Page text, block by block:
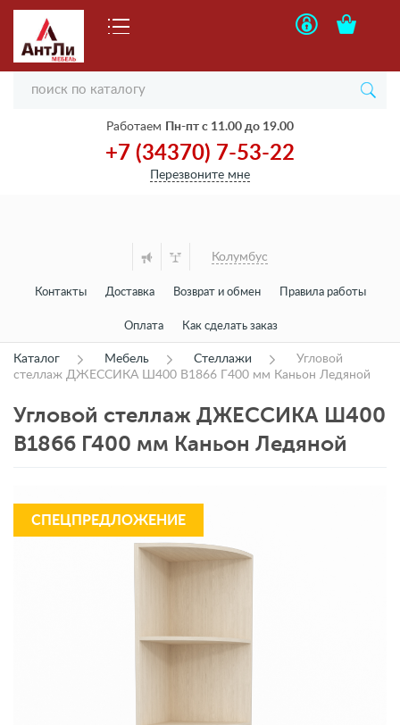
Работаем Пн-пт с 11.00 до 19.00
+7 (34370) 7-53-22
Перезвоните мне
Колумбус
Контакты Доставка Возврат и обмен Правила работы
Оплата Как сделать заказ
Каталог Мебель Стеллажи
Угловой
стеллаж ДЖЕССИКА Ш400 В1866 Г400 мм Каньон Ледяной
Угловой стеллаж ДЖЕССИКА Ш400
В1866 Г400 мм Каньон Ледяной
СПЕЦПРЕДЛОЖЕНИЕ